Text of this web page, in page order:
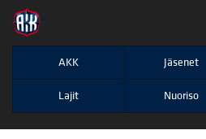
";
AKK Jäsenet
Lajit Nuoriso